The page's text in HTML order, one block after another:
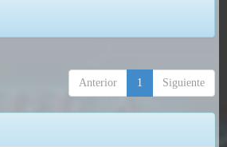
Anterior 1 Siguiente